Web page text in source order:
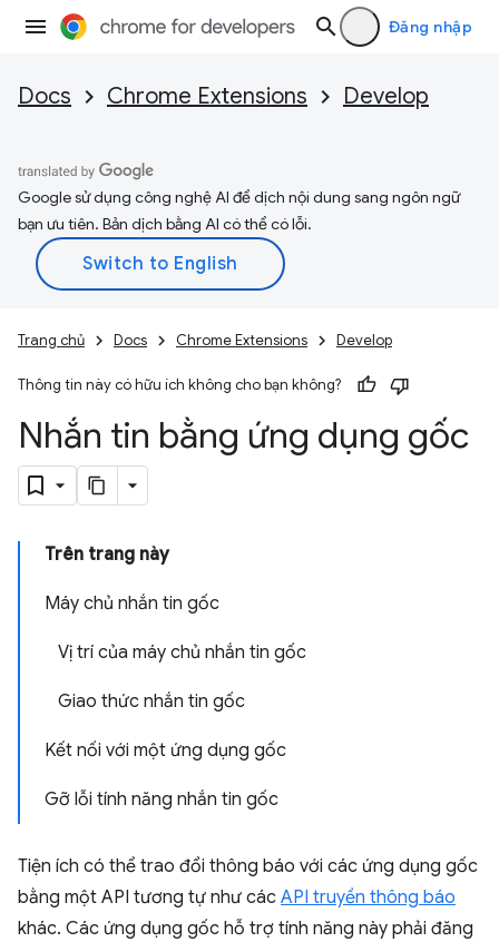
Đăng nhập
Docs Chrome Extensions Develop
Google sử dụng công nghệ AI để dịch nội dung sang ngôn ngữ
bạn ưu tiên. Bản dịch bằng AI có thể có lỗi.
Trang chủ Docs Chrome Extensions Develop
Thông tin này có hữu ích không cho bạn không?
Nhắn tin bằng ứng dụng gốc
Trên trang này
Máy chủ nhắn tin gốc
Vị trí của máy chủ nhắn tin gốc
Giao thức nhắn tin gốc
Kết nối với một ứng dụng gốc
Gỡ lỗi tính năng nhắn tin gốc
Tiện ích có thể trao đổi thông báo với các ứng dụng gốc
bằng một API tương tự như các API truyền thông báo
khác. Các ứng dụng gốc hỗ trợ tính năng này phải đăng